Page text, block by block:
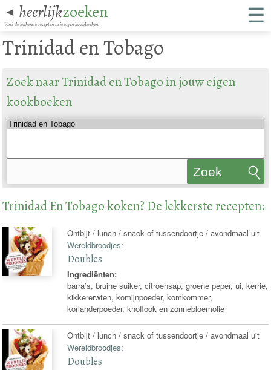
◄ heerlijkzoeken
Vind de lekkerste recepten in je eigen kookboeken. ☰
Trinidad en Tobago
Zoek naar Trinidad en Tobago in jouw eigen
kookboeken
Zoek
Trinidad En Tobago koken? De lekkerste recepten:
Ontbijt / lunch / snack of tussendoortje / avondmaal uit
Wereldbroodjes:
Doubles
Ingrediënten:
barra’s, bruine suiker, citroensap, groene peper, ui, kerrie,
kikkererwten, komijnpoeder, komkommer,
korianderpoeder, knoflook en zonnebloemolie
Ontbijt / lunch / snack of tussendoortje / avondmaal uit
Wereldbroodjes:
Doubles